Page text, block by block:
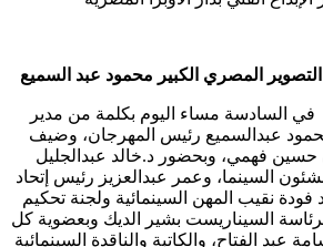
المصري الكبير محمود عبد السميع
في السادسة مساء اليوم بكلمة من مدير
محمود عبدالسميع رئيس المهرجان، وضيف
حسين فهمي، وبحضور د.خالد عبدالجليل
السينما، وعمر عبدالعزيز رئيس إتحاد
فودة نقيب المهن السينمائية ولجنة تحكيم
السيناريست بشير الديك وبعضوية كل
عبد الفتاح، والكاتبة والناقدة السينمائية